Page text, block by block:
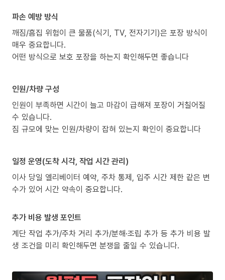
파손 예방 방식
깨짐/흠집 위험이 큰 물품(식기, TV, 전자기기)은 포장 방식이
매우 중요합니다.
어떤 방식으로 보호 포장을 하는지 확인해두면 좋습니다
인원/차량 구성
인원이 부족하면 시간이 늘고 마감이 급해져 포장이 거칠어질
수 있습니다.
짐 규모에 맞는 인원/차량이 잡혀 있는지 확인이 중요합니다
일정 운영(도착 시각, 작업 시간 관리)
이사 당일 엘리베이터 예약, 주차 통제, 입주 시간 제한 같은 변
수가 있어 시간 약속이 중요합니다.
추가 비용 발생 포인트
계단 작업 추가/주차 거리 추가/분해·조립 추가 등 추가 비용 발
생 조건을 미리 확인해두면 분쟁을 줄일 수 있습니다.